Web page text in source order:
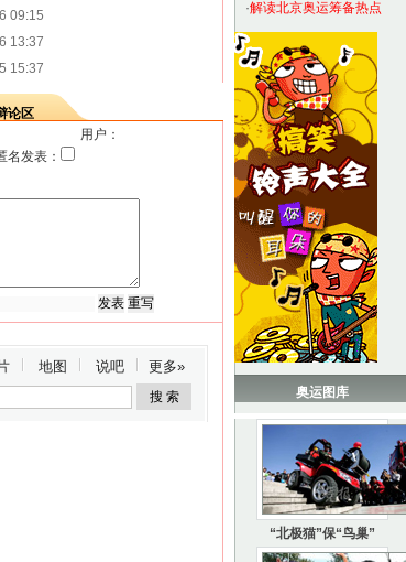
09:15
13:37
15:37
论区
用户：
名发表：
地图 说吧 更多»
·解读北京奥运筹备热点
奥运图库
“北极猫”保“鸟巢”